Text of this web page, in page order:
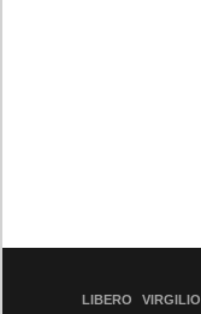
LIBERO VIRGILIO